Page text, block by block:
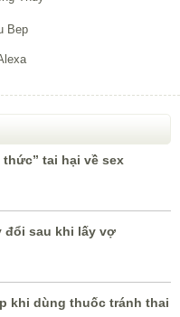
tai hại về sex
đổi sau khi lấy vợ
khi dùng thuốc tránh thai